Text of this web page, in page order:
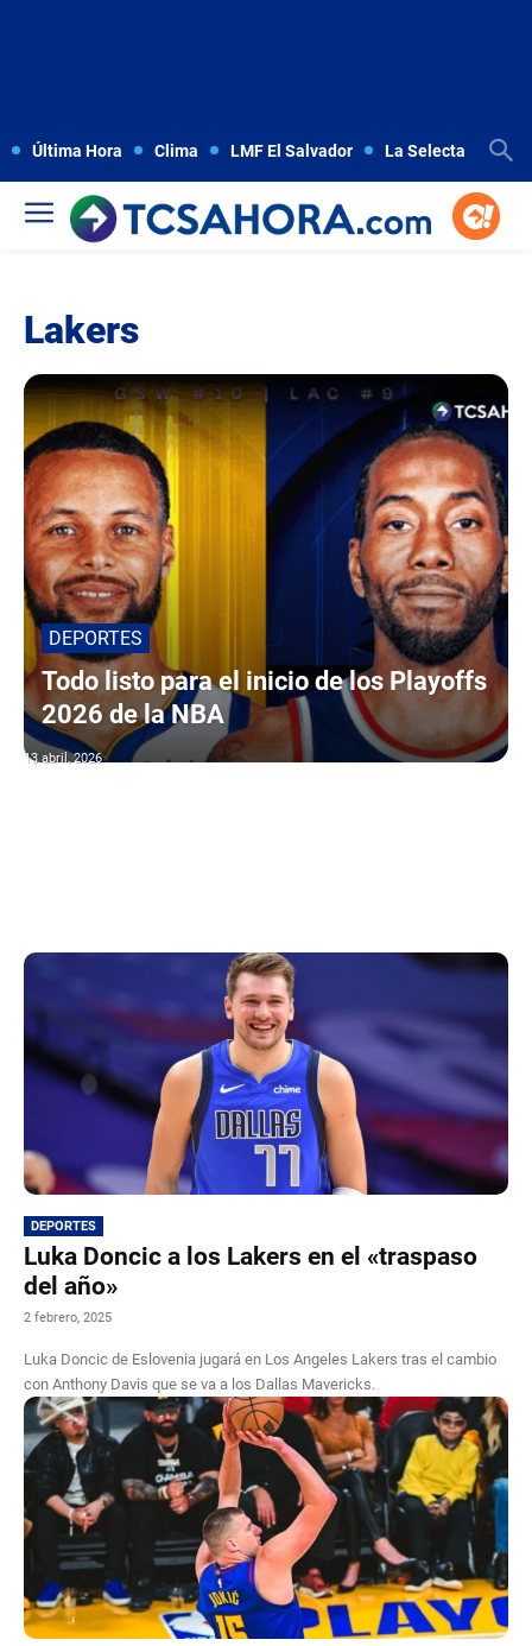
Última Hora Clima LMF El Salvador La Selecta
Lakers
DEPORTES
Todo listo para el inicio de los Playoffs
2026 de la NBA
13 abril, 2026
DEPORTES
Luka Doncic a los Lakers en el «traspaso
del año»
2 febrero, 2025
Luka Doncic de Eslovenia jugará en Los Angeles Lakers tras el cambio
con Anthony Davis que se va a los Dallas Mavericks.